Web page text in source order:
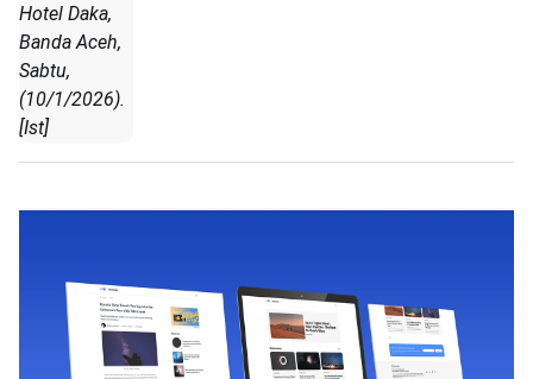
Hotel Daka,
Banda Aceh,
Sabtu,
(10/1/2026).
[Ist]